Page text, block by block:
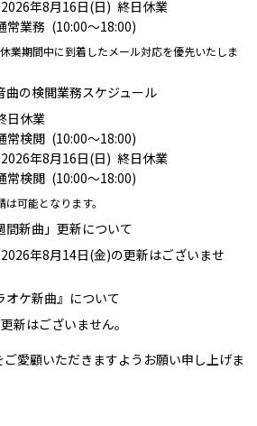
年8月16日(日) 終日休業
常業務 (10:00～18:00)
業期間中に到着したメール対応を優先いたしま
の検閲業務スケジュール
日休業
常検閲 (10:00～18:00)
年8月16日(日) 終日休業
常検閲 (10:00～18:00)
可能となります。
間新曲」更新について
年8月14日(金)の更新はございませ
オケ新曲』について
新はございません。
愛顧いただきますようお願い申し上げま